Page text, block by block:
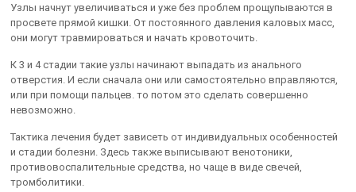
Узлы начнут увеличиваться и уже без проблем прощупываются в
просвете прямой кишки. От постоянного давления каловых масс,
они могут травмироваться и начать кровоточить.
К 3 и 4 стадии такие узлы начинают выпадать из анального
отверстия. И если сначала они или самостоятельно вправляются,
или при помощи пальцев. то потом это сделать совершенно
невозможно.
Тактика лечения будет зависеть от индивидуальных особенностей
и стадии болезни. Здесь также выписывают венотоники,
противовоспалительные средства, но чаще в виде свечей,
тромболитики.